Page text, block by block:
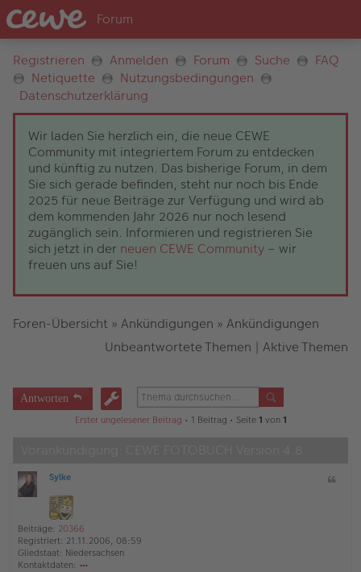
Registrieren Anmelden Forum Suche
FAQ
Netiquette
Nutzungsbedingungen
Datenschutzerklärung
Wir laden Sie herzlich ein, die neue CEWE
Community mit integriertem Forum zu entdecken
und künftig zu nutzen. Das bisherige Forum, in dem
Sie sich gerade befinden, steht nur noch bis Ende
2025 für neue Beiträge zur Verfügung und wird ab
dem kommenden Jahr 2026 nur noch lesend
zugänglich sein. Informieren und registrieren Sie
sich jetzt in der neuen CEWE Community – wir
freuen uns auf Sie!
Foren-Übersicht » Ankündigungen » Ankündigungen
Unbeantwortete Themen | Aktive Themen
Antworten
Erster ungelesener Beitrag • 1 Beitrag • Seite 1 von 1
ff
n
e
Sylke
Beiträge: 20366
Registriert: 21.11.2006, 08:59
Gliedstaat: Niedersachsen
Kontaktdaten: